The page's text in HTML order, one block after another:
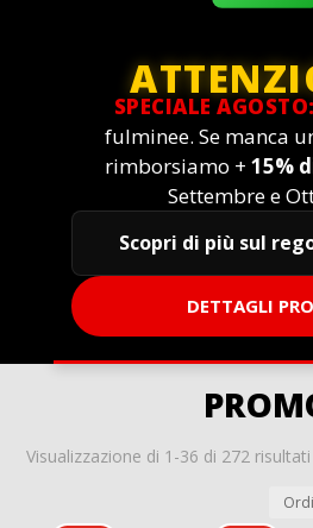
SPECIALE AGOSTO:
fulminee. Se manca
rimborsiamo + 15%
Settembre e
Scopri di più sul
DETTAGLI
Visualizzazione di 1-36 di 272 risultati